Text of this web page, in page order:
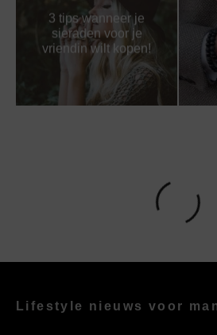
3 tips wanneer je
sieraden voor je
vriendin wilt kopen!
Lifestyle nieuws voor